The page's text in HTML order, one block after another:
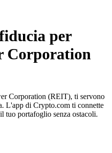
per
Corporation
Corporation (REIT), ti servono
L'app di Crypto.com ti connette
tuo portafoglio senza ostacoli.